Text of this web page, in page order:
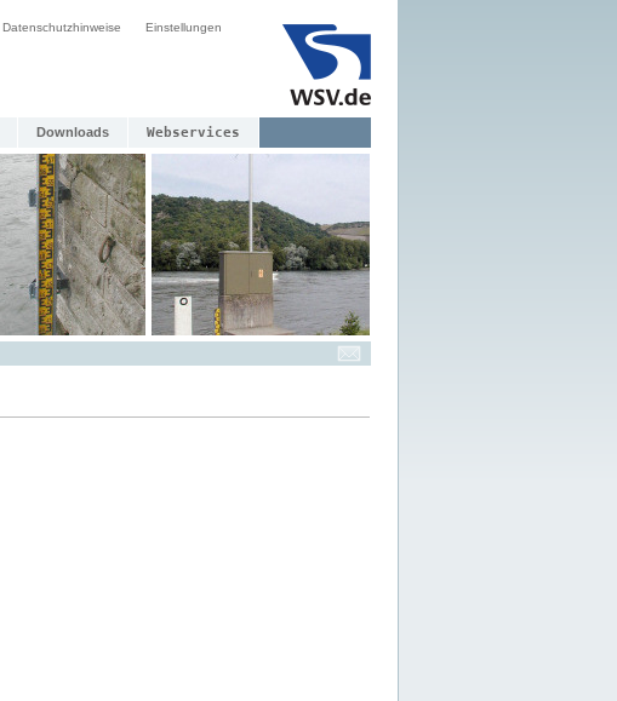
Datenschutzhinweise Einstellungen
Downloads Webservices